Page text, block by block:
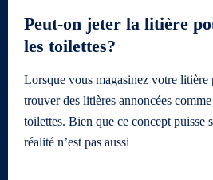
Peut-on jeter la litière
les toilettes?
Lorsque vous magasinez votre
trouver des litières annoncées
toilettes. Bien que ce concept puisse
réalité n’est pas aussi